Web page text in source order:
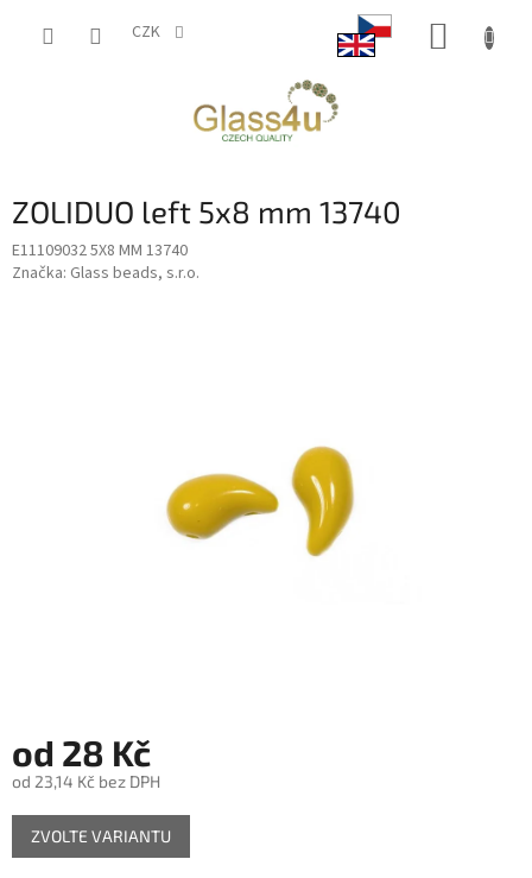
CZK
ZOLIDUO left 5x8 mm 13740
E11109032 5X8 MM 13740
Značka: Glass beads, s.r.o.
od 28 Kč
od 23,14 Kč bez DPH
Měrná
cena:
ZVOLTE VARIANTU